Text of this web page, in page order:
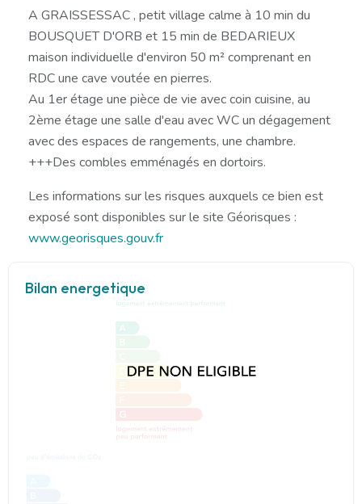
A GRAISSESSAC , petit village calme à 10 min du
BOUSQUET D'ORB et 15 min de BEDARIEUX
maison individuelle d'environ 50 m² comprenant en
RDC une cave voutée en pierres.
Au 1er étage une pièce de vie avec coin cuisine, au
2ème étage une salle d'eau avec WC un dégagement
avec des espaces de rangements, une chambre.
+++Des combles emménagés en dortoirs.
Les informations sur les risques auxquels ce bien est
exposé sont disponibles sur le site Géorisques :
www.georisques.gouv.fr
Bilan energetique